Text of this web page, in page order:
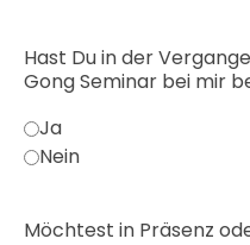
Hast Du in der
Gong Seminar bei mir
Ja
Nein
Möchtest in Präsenz